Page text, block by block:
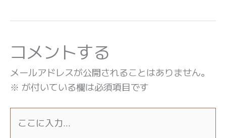
コメントする
メールアドレスが公開されることはありません。
※ が付いている欄は必須項目です